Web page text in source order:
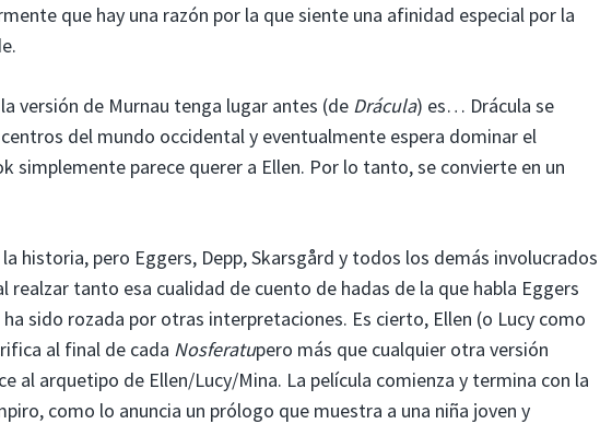
que hay una razón por la que siente una afinidad especial por la
versión de Murnau tenga lugar antes (de Drácula) es… Drácula se
del mundo occidental y eventualmente espera dominar el
simplemente parece querer a Ellen. Por lo tanto, se convierte en un
historia, pero Eggers, Depp, Skarsgård y todos los demás involucrados
realzar tanto esa cualidad de cuento de hadas de la que habla Eggers
sido rozada por otras interpretaciones. Es cierto, Ellen (o Lucy como
al final de cada Nosferatupero más que cualquier otra versión
al arquetipo de Ellen/Lucy/Mina. La película comienza y termina con la
como lo anuncia un prólogo que muestra a una niña joven y